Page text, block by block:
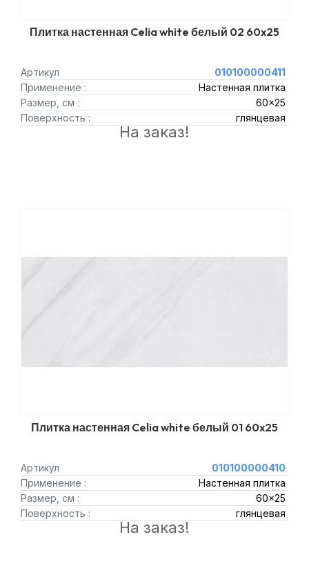
Плитка настенная Celia white белый 02 60x25
Артикул
010100000411
Применение :
Настенная плитка
Размер, см :
60x25
Поверхность :
глянцевая
На заказ!
Плитка настенная Celia white белый 01 60x25
Артикул
010100000410
Применение :
Настенная плитка
Размер, см :
60x25
Поверхность :
глянцевая
На заказ!